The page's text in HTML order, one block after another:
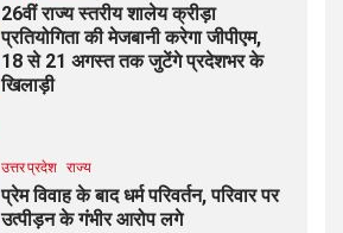
26वीं राज्य स्तरीय शालेय क्रीड़ा
प्रतियोगिता की मेजबानी करेगा जीपीएम,
18 से 21 अगस्त तक जुटेंगे प्रदेशभर के
खिलाड़ी
उत्तर प्रदेश राज्य
प्रेम विवाह के बाद धर्म परिवर्तन, परिवार पर
उत्पीड़न के गंभीर आरोप लगे